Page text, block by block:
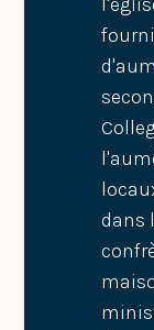
dans